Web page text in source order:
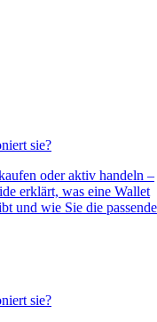
sie?
oder aktiv handeln –
erklärt, was eine Wallet
und wie Sie die passende
sie?